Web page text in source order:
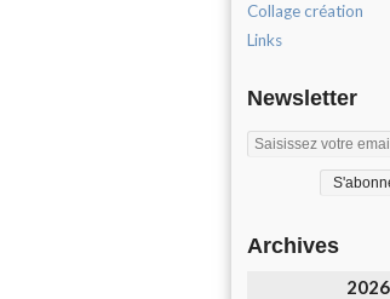
Collage création
Links
Newsletter
Archives
2026